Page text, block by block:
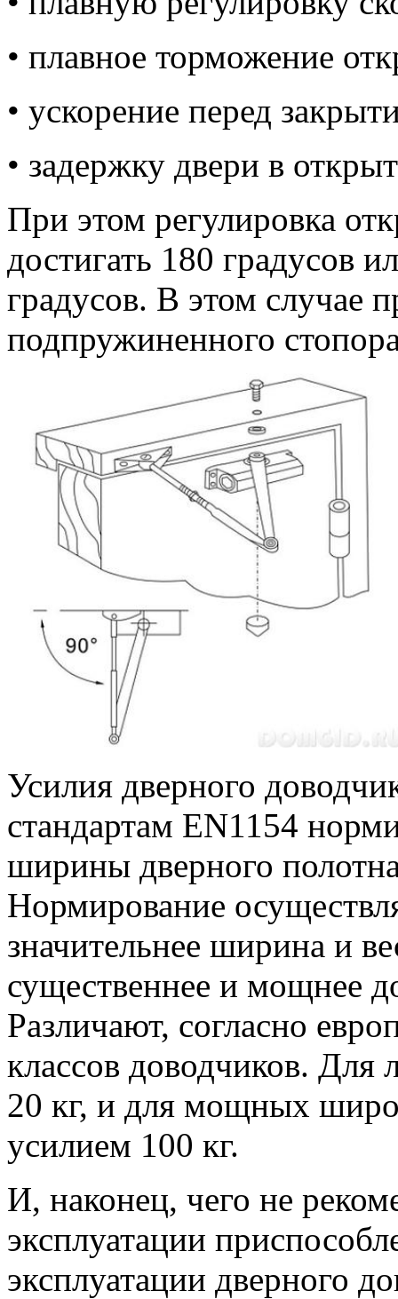
• плавное торможение
• ускорение перед
• задержку двери в
При этом регулировка
достигать 180 градусов
градусов. В этом случае
подпружиненного
Усилия дверного
стандартам EN1154
ширины дверного
Нормирование
значительнее ширина и
существеннее и мощнее
Различают, согласно
классов доводчиков. Для
20 кг, и для мощных
усилием 100 кг.
И, наконец, чего не
эксплуатации
эксплуатации дверного